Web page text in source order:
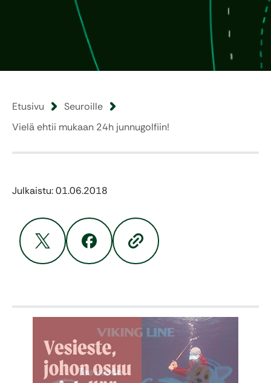
Etusivu
Seuroille
Vielä ehtii mukaan 24h junnugolfiin!
Julkaistu: 01.06.2018